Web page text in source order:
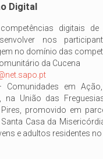
Digital
digitais
nos
no domínio das
da Cucena
Comunidades em
na União das
Pires, promovido em
Santa Casa da
e adultos residentes